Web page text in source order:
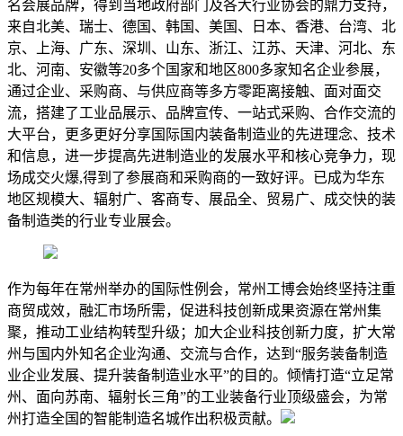
名会展品牌，得到当地政府部门及各大行业协会的鼎力支持，
来自北美、瑞士、德国、韩国、美国、日本、香港、台湾、北
京、上海、广东、深圳、山东、浙江、江苏、天津、河北、东
北、河南、安徽等20多个国家和地区800多家知名企业参展，
通过企业、采购商、与供应商等多方零距离接触、面对面交
流，搭建了工业品展示、品牌宣传、一站式采购、合作交流的
大平台，更多更好分享国际国内装备制造业的先进理念、技术
和信息，进一步提高先进制造业的发展水平和核心竞争力，现
场成交火爆,得到了参展商和采购商的一致好评。已成为华东
地区规模大、辐射广、客商专、展品全、贸易广、成交快的装
备制造类的行业专业展会。
作为每年在常州举办的国际性例会，常州工博会始终坚持注重
商贸成效，融汇市场所需，促进科技创新成果资源在常州集
聚，推动工业结构转型升级；加大企业科技创新力度，扩大常
州与国内外知名企业沟通、交流与合作，达到“服务装备制造
业企业发展、提升装备制造业水平”的目的。倾情打造“立足常
州、面向苏南、辐射长三角”的工业装备行业顶级盛会，为常
州打造全国的智能制造名城作出积极贡献。